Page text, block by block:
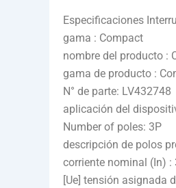
Especificaciones
gama : Compact
nombre del producto :
gama de producto :
N° de parte: LV432748
aplicación del
Number of poles: 3P
descripción de polos
corriente nominal (In) :
[Ue] tensión asignada